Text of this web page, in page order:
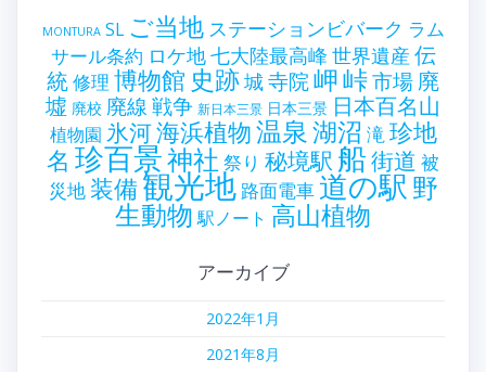
MONTURA SL ご当地 ステーションビバーク ラム
サール条約 ロケ地七大陸最高峰 世界遺産 伝
統修理 博物館 史跡城寺院岬峠市場 廃
墟 廃校 廃線戦争 新日本三景 日本三景 日本百名山
植物園 氷河海浜植物温泉湖沼 滝 珍地
名 珍百景神社 祭り 秘境駅 船街道 被
災地 装備観光地 路面電車道の駅 野
生動物 駅ノート 高山植物
アーカイブ
2022年1月
2021年8月